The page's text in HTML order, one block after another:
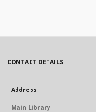
CONTACT DETAILS
Address
Main Library